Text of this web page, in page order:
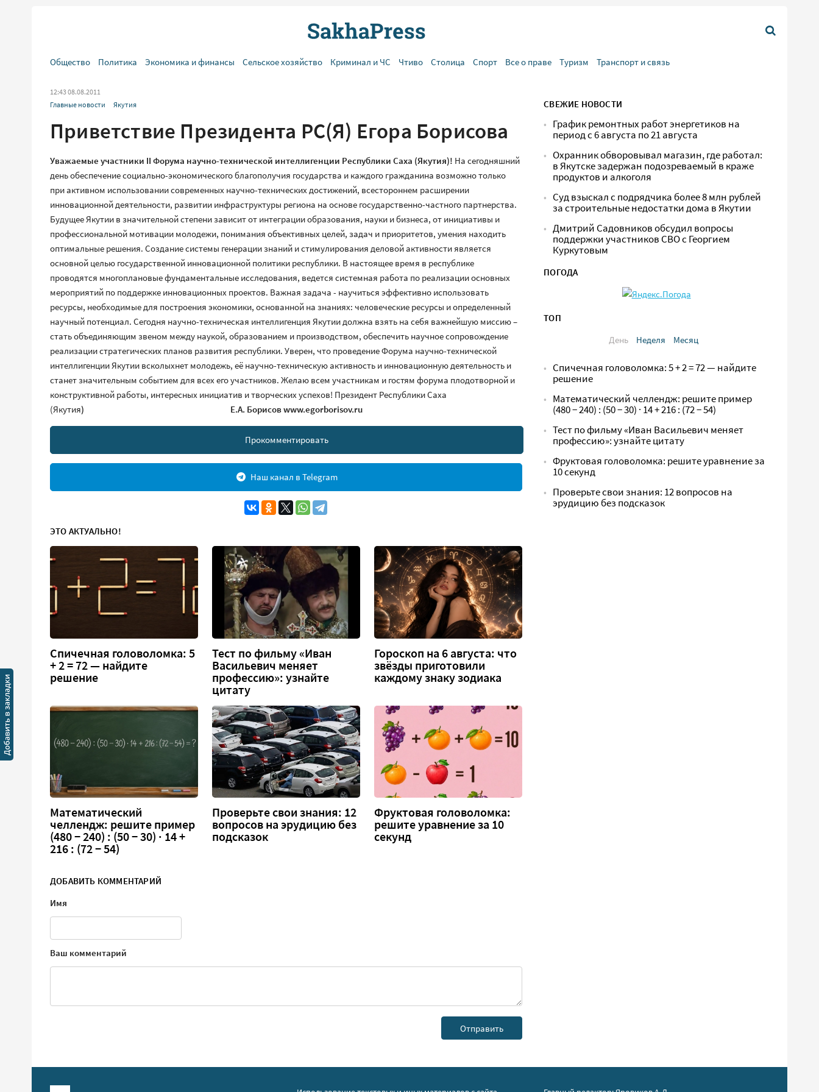
Общество Политика Экономика и финансы Сельское хозяйство Криминал и ЧС Чтиво Столица Спорт Все о праве Туризм Транспорт и связь
12:43 08.08.2011
Главные новости
Якутия
Приветствие Президента РС(Я) Егора Борисова
Уважаемые участники II Форума научно-технической интеллигенции Республики Саха (Якутия)! На сегодняшний
день обеспечение социально-экономического благополучия государства и каждого гражданина возможно только
при активном использовании современных научно-технических достижений, всестороннем расширении
инновационной деятельности, развитии инфраструктуры региона на основе государственно-частного партнерства.
Будущее Якутии в значительной степени зависит от интеграции образования, науки и бизнеса, от инициативы и
профессиональной мотивации молодежи, понимания объективных целей, задач и приоритетов, умения находить
оптимальные решения. Создание системы генерации знаний и стимулирования деловой активности является
основной целью государственной инновационной политики республики. В настоящее время в республике
проводятся многоплановые фундаментальные исследования, ведется системная работа по реализации основных
мероприятий по поддержке инновационных проектов. Важная задача - научиться эффективно использовать
ресурсы, необходимые для построения экономики, основанной на знаниях: человеческие ресурсы и определенный
научный потенциал. Сегодня научно-техническая интеллигенция Якутии должна взять на себя важнейшую миссию –
стать объединяющим звеном между наукой, образованием и производством, обеспечить научное сопровождение
реализации стратегических планов развития республики. Уверен, что проведение Форума научно-технической
интеллигенции Якутии всколыхнет молодежь, её научно-техническую активность и инновационную деятельность и
станет значительным событием для всех его участников. Желаю всем участникам и гостям форума плодотворной и
конструктивной работы, интересных инициатив и творческих успехов! Президент Республики Саха
(Якутия) Е.А. Борисовwww.egorborisov.ru
Прокомментировать
Наш канал в Telegram
ЭТО АКТУАЛЬНО!
Спичечная головоломка: 5
+ 2 = 72 — найдите
решение
Тест по фильму «Иван
Васильевич меняет
профессию»: узнайте
цитату
Гороскоп на 6 августа: что
звёзды приготовили
каждому знаку зодиака
Математический
челлендж: решите пример
(480 − 240) : (50 − 30) · 14 +
216 : (72 − 54)
Проверьте свои знания: 12
вопросов на эрудицию без
подсказок
Фруктовая головоломка:
решите уравнение за 10
секунд
ДОБАВИТЬ КОММЕНТАРИЙ
Имя
Ваш комментарий
СВЕЖИЕ НОВОСТИ
График ремонтных работ энергетиков на
период с 6 августа по 21 августа
Охранник обворовывал магазин, где работал:
в Якутске задержан подозреваемый в краже
продуктов и алкоголя
Суд взыскал с подрядчика более 8 млн рублей
за строительные недостатки дома в Якутии
Дмитрий Садовников обсудил вопросы
поддержки участников СВО с Георгием
Куркутовым
ПОГОДА
ТОП
День
Неделя Месяц
Спичечная головоломка: 5 + 2 = 72 — найдите
решение
Математический челлендж: решите пример
(480 − 240) : (50 − 30) · 14 + 216 : (72 − 54)
Тест по фильму «Иван Васильевич меняет
профессию»: узнайте цитату
Фруктовая головоломка: решите уравнение за
10 секунд
Проверьте свои знания: 12 вопросов на
эрудицию без подсказок